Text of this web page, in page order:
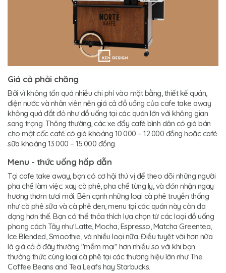
Giá cả phải chăng
Bởi vì không tốn quá nhiều chi phí vào mặt bằng, thiết kế quán,
điện nước và nhân viên nên giá cả đồ uống của cafe take away
không quá đắt đỏ như đồ uống tại các quán lớn với không gian
sang trọng. Thông thường, các xe đẩy café bình dân có giá bán
cho một cốc café có giá khoảng 10.000 – 12.000 đồng hoặc café
sữa khoảng 13.000 – 15.000 đồng.
Menu - thức uống hấp dẫn
Tại cafe take away, bạn có cơ hội thú vị để theo dõi những người
pha chế làm việc: xay cà phê, pha chế từng ly, và đón nhận ngay
hương thơm tươi mới. Bên cạnh những loại cà phê truyền thống
như cà phê sữa và cà phê đen, menu tại các quán này còn đa
dạng hơn thế. Bạn có thể thỏa thích lựa chọn từ các loại đồ uống
phong cách Tây như Latte, Mocha, Espresso, Matcha Greentea,
Ice Blended, Smoothie, và nhiều loại nữa. Điều tuyệt vời hơn nữa
là giá cả ở đây thường "mềm mại" hơn nhiều so với khi bạn
thưởng thức cùng loại cà phê tại các thương hiệu lớn như The
Coffee Beans and Tea Leafs hay Starbucks.